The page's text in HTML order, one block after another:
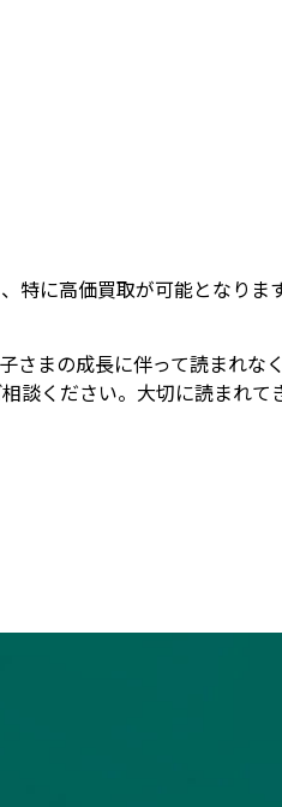
に高価買取が可能となります
さまの成長に伴って読まれな
談ください。大切に読まれて